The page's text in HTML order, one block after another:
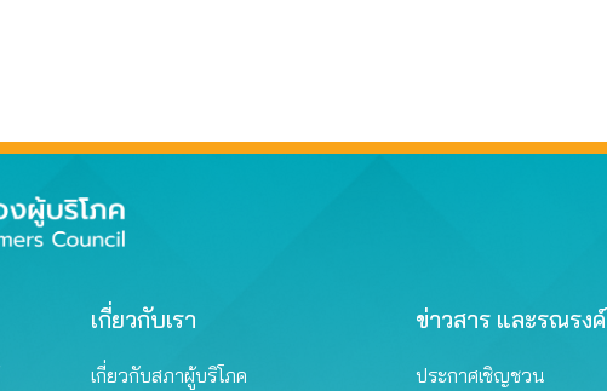
เกี่ยวกับเรา
เกี่ยวกับสภาผู้บริโภค
ข่าวสาร และรณรงค์
ประกาศเชิญชวน